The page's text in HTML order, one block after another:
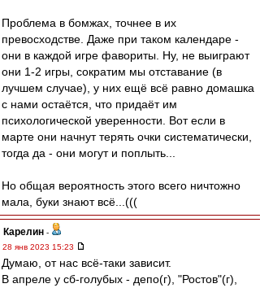
Проблема в бомжах, точнее в их
превосходстве. Даже при таком календаре -
они в каждой игре фавориты. Ну, не выиграют
они 1-2 игры, сократим мы отставание (в
лучшем случае), у них ещё всё равно домашка
с нами остаётся, что придаёт им
психологической уверенности. Вот если в
марте они начнут терять очки систематически,
тогда да - они могут и поплыть...
Но общая вероятность этого всего ничтожно
мала, буки знают всё...(((
Карелин -
28 янв 2023 15:23
Думаю, от нас всё-таки зависит.
В апреле у сб-голубых - депо(г), "Ростов"(г),